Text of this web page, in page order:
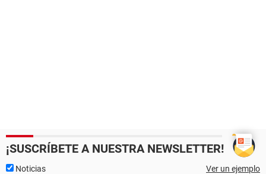
¡SUSCRÍBETE A NUESTRA NEWSLETTER!
Noticias Ver un ejemplo